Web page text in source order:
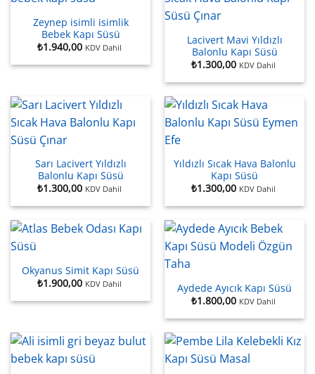
Zeynep isimli isimlik
Bebek Kapı Süsü
₺1.940,00 KDV Dahil
Lacivert Mavi Yıldızlı
Balonlu Kapı Süsü
₺1.300,00 KDV Dahil
Sarı Lacivert Yıldızlı
Balonlu Kapı Süsü
₺1.300,00 KDV Dahil
Yıldızlı Sıcak Hava Balonlu
Kapı Süsü
₺1.300,00 KDV Dahil
Okyanus Simit Kapı Süsü
₺1.900,00 KDV Dahil
Aydede Ayıcık Kapı Süsü
₺1.800,00 KDV Dahil